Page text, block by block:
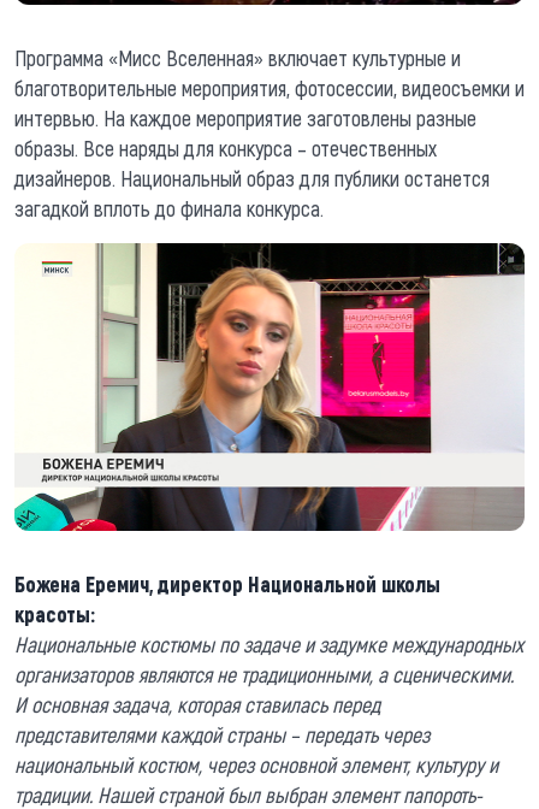
Программа «Мисс Вселенная» включает культурные и
благотворительные мероприятия, фотосессии, видеосъемки и
интервью. На каждое мероприятие заготовлены разные
образы. Все наряды для конкурса – отечественных
дизайнеров. Национальный образ для публики останется
загадкой вплоть до финала конкурса.
Божена Еремич, директор Национальной школы
красоты:
Национальные костюмы по задаче и задумке международных
организаторов являются не традиционными, а сценическими.
И основная задача, которая ставилась перед
представителями каждой страны – передать через
национальный костюм, через основной элемент, культуру и
традиции. Нашей страной был выбран элемент папороть-